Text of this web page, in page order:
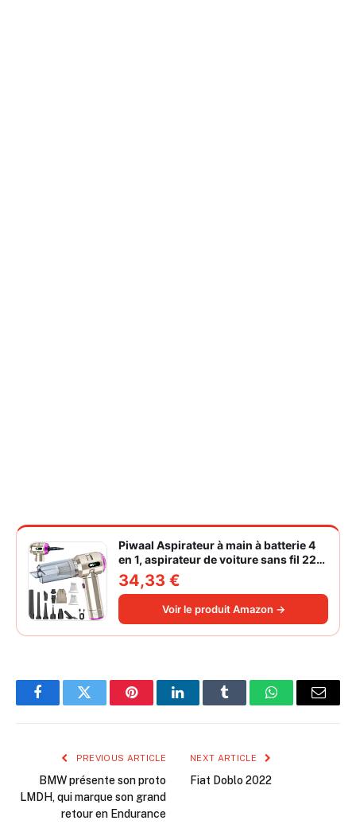
Piwaal Aspirateur à main à batterie 4
en 1, aspirateur de voiture sans fil 22
000 Pa avec moteur sans balais,
souffleur électrique à air comprimé
220 000 tr/min 3 vitesses pour poils
d'animaux
34,33 €
Voir le produit Amazon →
FacebookTwitter PinterestLinkedInTumblr WhatsAppEmail
PREVIOUS ARTICLE
BMW présente son proto
LMDH, qui marque son grand
retour en Endurance
NEXT ARTICLE
Fiat Doblo 2022